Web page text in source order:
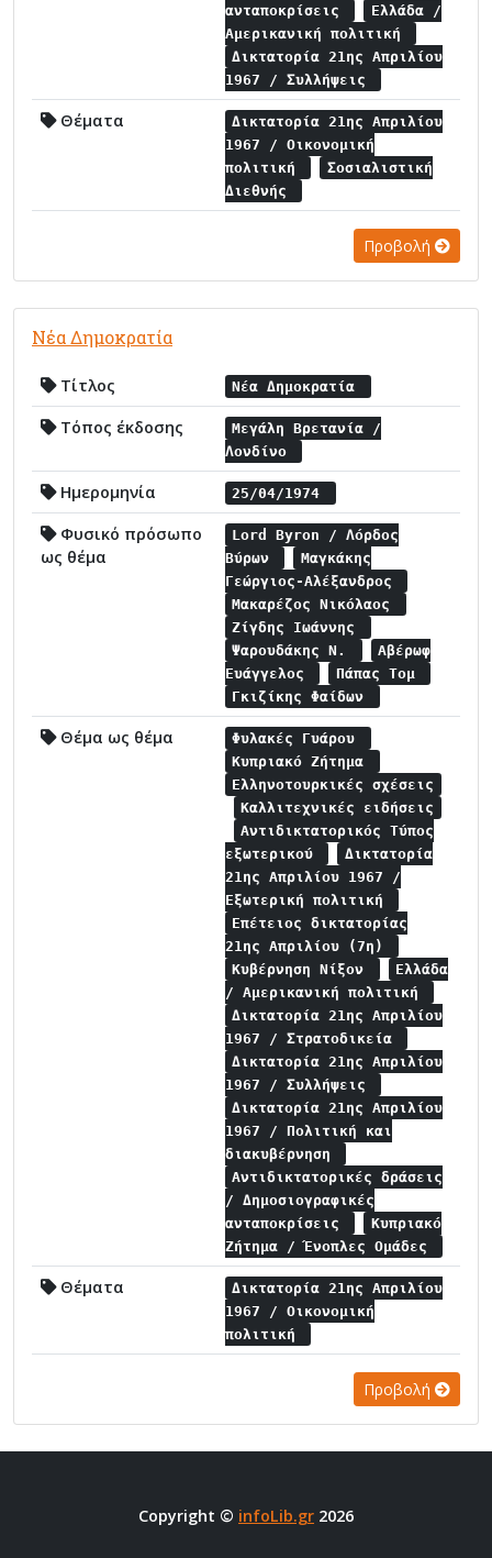
ανταποκρίσεις
Ελλάδα /
Αμερικανική πολιτική
Δικτατορία 21ης Απριλίου
1967 / Συλλήψεις
Θέματα
Δικτατορία 21ης Απριλίου
1967 / Οικονομική
πολιτική
Σοσιαλιστική
Διεθνής
Προβολή
Νέα Δημοκρατία
Τίτλος Νέα Δημοκρατία
Τόπος έκδοσης
Μεγάλη Βρετανία /
Λονδίνο
Ημερομηνία 25/04/1974
Φυσικό πρόσωπο
ως θέμα
Lord Byron / Λόρδος
Βύρων
Μαγκάκης
Γεώργιος-Αλέξανδρος
Μακαρέζος Νικόλαος
Ζίγδης Ιωάννης
Ψαρουδάκης Ν.
Αβέρωφ
Ευάγγελος
Πάπας Τομ
Γκιζίκης Φαίδων
Θέμα ως θέμα
Φυλακές Γυάρου
Κυπριακό Ζήτημα
Ελληνοτουρκικές σχέσεις
Καλλιτεχνικές ειδήσεις
Αντιδικτατορικός Τύπος
εξωτερικού
Δικτατορία
21ης Απριλίου 1967 /
Εξωτερική πολιτική
Επέτειος δικτατορίας
21ης Απριλίου (7η)
Κυβέρνηση Νίξον
Ελλάδα
/ Αμερικανική πολιτική
Δικτατορία 21ης Απριλίου
1967 / Στρατοδικεία
Δικτατορία 21ης Απριλίου
1967 / Συλλήψεις
Δικτατορία 21ης Απριλίου
1967 / Πολιτική και
διακυβέρνηση
Αντιδικτατορικές δράσεις
/ Δημοσιογραφικές
ανταποκρίσεις
Κυπριακό
Ζήτημα / Ένοπλες Ομάδες
Θέματα
Δικτατορία 21ης Απριλίου
1967 / Οικονομική
πολιτική
Προβολή
Copyright © infoLib.gr 2026